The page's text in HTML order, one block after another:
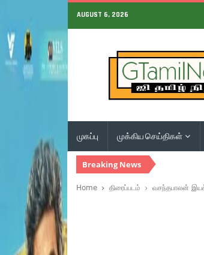
AUGUST 6, 2026
முகப்பு முக்கிய செய்திகள்
Breaking News
Home திரைப்படம் வசந்தபாலன்